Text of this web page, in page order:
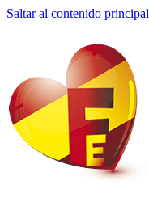
Saltar al contenido principal